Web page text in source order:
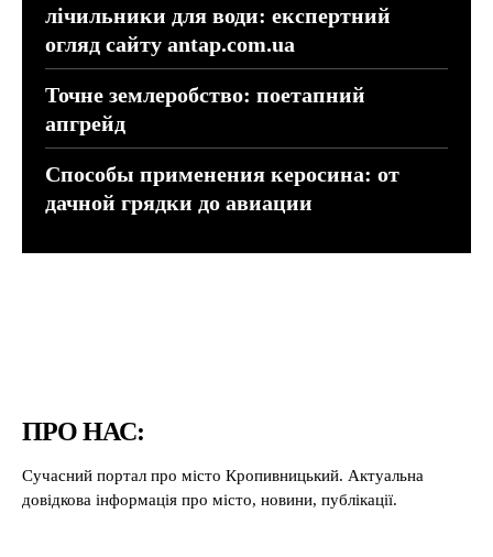
лічильники для води: експертний
огляд сайту antap.com.ua
Точне землеробство: поетапний
апгрейд
Способы применения керосина: от
дачной грядки до авиации
ПРО НАС:
Сучасний портал про місто Кропивницький. Актуальна
довідкова інформація про місто, новини, публікації.